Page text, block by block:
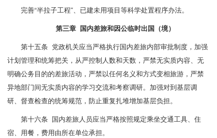
完善“半拉子工程”、已建未用项目等科学处置程序办法。
第三章 国内差旅和因公临时出国（境）
第十五条 党政机关应当严格执行国内差旅内部审批制度，加强
计划管理和统筹把关，从严控制人数和天数，严禁无实质内容、无
明确公务目的的差旅活动，严禁以任何名义和方式变相旅游，严禁
异地部门间无实质内容的学习交流和考察调研。加强对到基层调
研、督查检查的统筹规范，防止重复扎堆增加基层负担。
第十六条 国内差旅人员应当严格按照规定乘坐交通工具、住
宿、用餐，费用由所在单位承担。